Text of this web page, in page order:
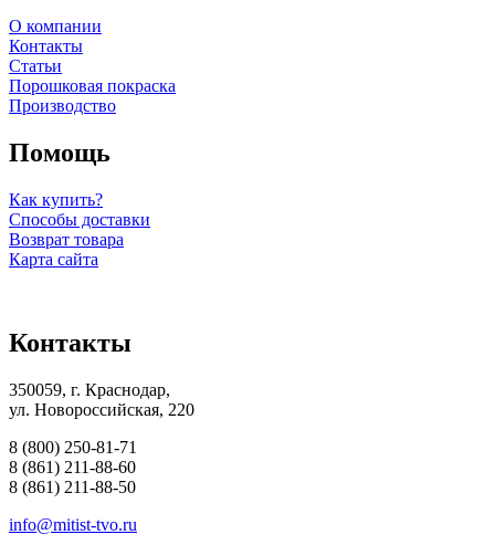
О компании
Контакты
Статьи
Порошковая покраска
Производство
Помощь
Как купить?
Способы доставки
Возврат товара
Карта сайта
Контакты
350059, г. Краснодар,
ул. Новороссийская, 220
8 (800) 250-81-71
8 (861) 211-88-60
8 (861) 211-88-50
info@mitist-tvo.ru